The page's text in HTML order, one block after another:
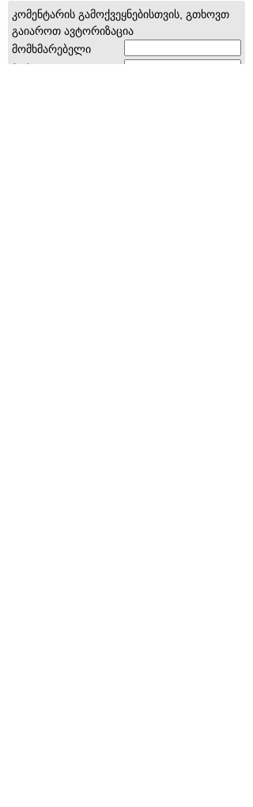
კომენტარის გამოქვეყნებისთვის, გთხოვთ
გაიაროთ ავტორიზაცია
მომხმარებელი